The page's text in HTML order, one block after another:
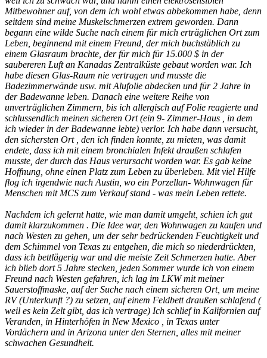
Mitbewohner auf, von dem ich wohl etwas abbekommen habe, denn
seitdem sind meine Muskelschmerzen extrem geworden. Dann
begann eine wilde Suche nach einem für mich erträglichen Ort zum
Leben, beginnend mit einem Freund, der mich buchstäblich zu
einem Glasraum brachte, der für mich für 15.000 $ in der
saubereren Luft an Kanadas Zentralküste gebaut worden war. Ich
habe diesen Glas-Raum nie vertragen und musste die
Badezimmerwände usw. mit Alufolie abdecken und für 2 Jahre in
der Badewanne leben. Danach eine weitere Reihe von
unverträglichen Zimmern, bis ich allergisch auf Folie reagierte und
schlussendlich meinen sicheren Ort (ein 9- Zimmer-Haus , in dem
ich wieder in der Badewanne lebte) verlor. Ich habe dann versucht,
den sichersten Ort , den ich finden konnte, zu mieten, was damit
endete, dass ich mit einem bronchialen Infekt draußen schlafen
musste, der durch das Haus verursacht worden war. Es gab keine
Hoffnung, ohne einen Platz zum Leben zu überleben. Mit viel Hilfe
flog ich irgendwie nach Austin, wo ein Porzellan- Wohnwagen für
Menschen mit MCS zum Verkauf stand - was mein Leben rettete.
Nachdem ich gelernt hatte, wie man damit umgeht, schien ich gut
damit klarzukommen . Die Idee war, den Wohnwagen zu kaufen und
nach Westen zu gehen, um der sehr bedrückenden Feuchtigkeit und
dem Schimmel von Texas zu entgehen, die mich so niederdrückten,
dass ich bettlägerig war und die meiste Zeit Schmerzen hatte. Aber
ich blieb dort 5 Jahre stecken, jeden Sommer wurde ich von einem
Freund nach Westen gefahren, ich lag im LKW mit meiner
Sauerstoffmaske, auf der Suche nach einem sicheren Ort, um meine
RV (Unterkunft ?) zu setzen, auf einem Feldbett draußen schlafend (
weil es kein Zelt gibt, das ich vertrage) Ich schlief in Kalifornien auf
Veranden, in Hinterhöfen in New Mexico , in Texas unter
Vordächern und in Arizona unter den Sternen, alles mit meiner
schwachen Gesundheit.